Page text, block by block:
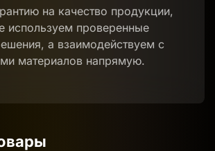
на качество продукции,
используем проверенные
а взаимодействуем с
материалов напрямую.